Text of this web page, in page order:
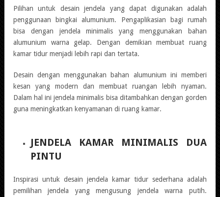
Pilihan untuk desain jendela yang dapat digunakan adalah
penggunaan bingkai alumunium. Pengaplikasian bagi rumah
bisa dengan jendela minimalis yang menggunakan bahan
alumunium warna gelap. Dengan demikian membuat ruang
kamar tidur menjadi lebih rapi dan tertata.
Desain dengan menggunakan bahan alumunium ini memberi
kesan yang modern dan membuat ruangan lebih nyaman.
Dalam hal ini jendela minimalis bisa ditambahkan dengan gorden
guna meningkatkan kenyamanan di ruang kamar.
JENDELA KAMAR MINIMALIS DUA
PINTU
Inspirasi untuk desain jendela kamar tidur sederhana adalah
pemilihan jendela yang mengusung jendela warna putih.